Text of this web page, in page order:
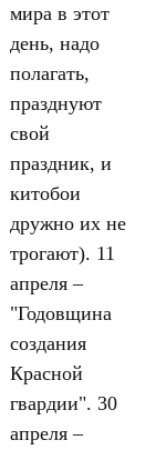
мира в этот
день, надо
полагать,
празднуют
свой
праздник, и
китобои
дружно их не
трогают). 11
апреля –
"Годовщина
создания
Красной
гвардии". 30
апреля –